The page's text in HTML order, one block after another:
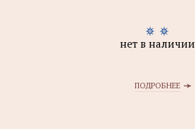
нет в наличии
ПОДРОБНЕЕ